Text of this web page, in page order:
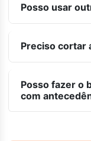
Posso usar
Preciso cortar
Posso fazer o
com